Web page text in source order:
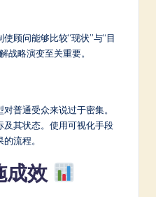
顾问能够比较“现状”与“目
战略演变至关重要。
普通受众来说过于密集。
及其状态。使用可视化手段
流程。
成效